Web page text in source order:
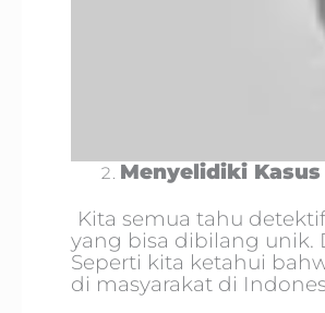
Menyelidiki
Kita semua tahu
yang bisa dibilang unik.
Seperti kita ketahui
di masyarakat di